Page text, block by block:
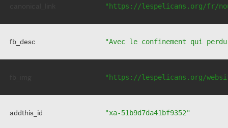
"https://lespelicans.org/fr/
fb_desc "Avec le confinement qui
"https://lespelicans.org/
addthis_id "xa-51b9d7da41bf9352"